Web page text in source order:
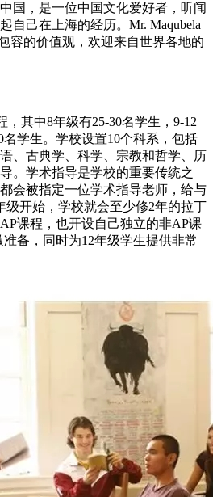
国，是一位中国文化爱好者，听闻
自己在上海的经历。Mr. Maqubela
容的价值观，欢迎来自世界各地的
，其中8年级有25-30名学生，9-12
学生。学校设置10个科系，包括
、古典学、科学、宗教和哲学、历
。学术指导是学校的重要传统之
会被指定一位学术指导老师，给与
级开始，学校就会至少修2年的拉丁
课程，也开设自己独立的非AP课
备，同时为12年级学生提供非常